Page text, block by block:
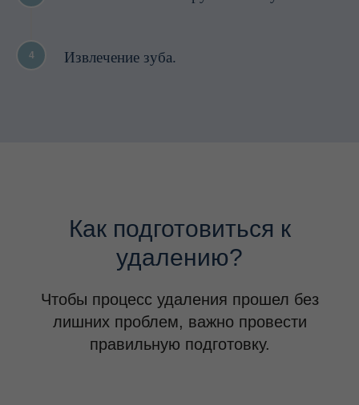
4 Извлечение зуба.
Как подготовиться к
удалению?
Чтобы процесс удаления прошел без
лишних проблем, важно провести
правильную подготовку.